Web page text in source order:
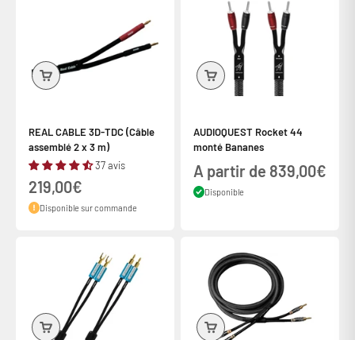
REAL CABLE 3D-TDC (Câble
assemblé 2 x 3 m)
37 avis
Prix de vente
219,00€
Disponible sur commande
AUDIOQUEST Rocket 44
monté Bananes
Prix de vente
A partir de 839,00€
Disponible